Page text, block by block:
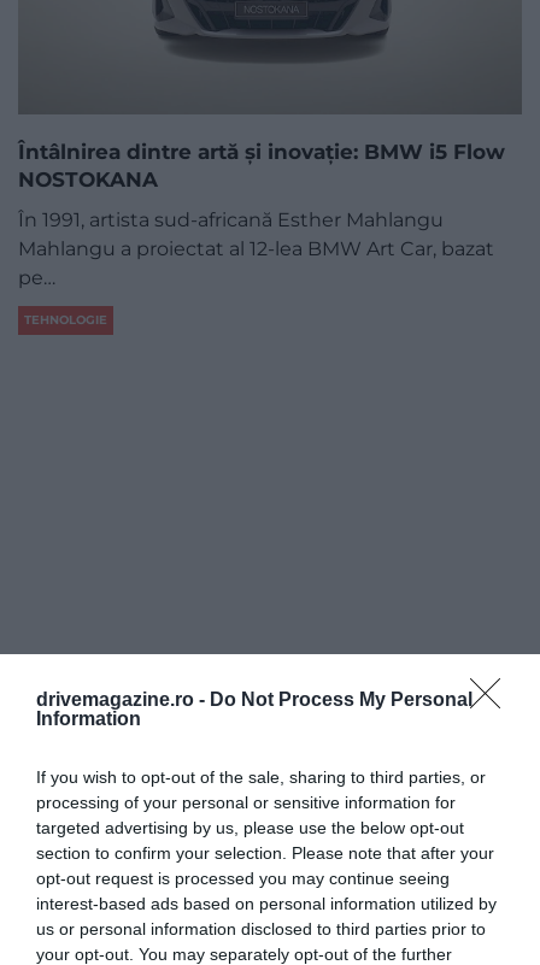
drivemagazine.ro - Do Not Process My Personal
Information
If you wish to opt-out of the sale, sharing to third parties, or
processing of your personal or sensitive information for
targeted advertising by us, please use the below opt-out
section to confirm your selection. Please note that after your
opt-out request is processed you may continue seeing
interest-based ads based on personal information utilized by
us or personal information disclosed to third parties prior to
your opt-out. You may separately opt-out of the further
Întâlnirea dintre artă şi inovaţie: BMW i5 Flow
NOSTOKANA
În 1991, artista sud-africană Esther Mahlangu
Mahlangu a proiectat al 12-lea BMW Art Car, bazat
pe…
TEHNOLOGIE